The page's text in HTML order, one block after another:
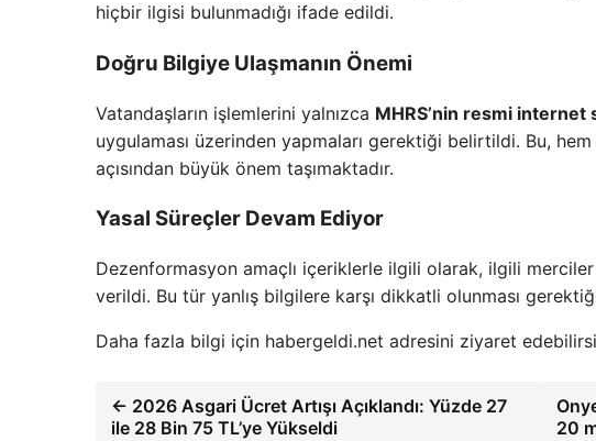
hiçbir ilgisi bulunmadığı ifade edildi.
Doğru Bilgiye Ulaşmanın Önemi
Vatandaşların işlemlerini yalnızca MHRS’nin resmi internet
uygulaması üzerinden yapmaları gerektiği belirtildi. Bu,
açısından büyük önem taşımaktadır.
Yasal Süreçler Devam Ediyor
Dezenformasyon amaçlı içeriklerle ilgili olarak, ilgili
verildi. Bu tür yanlış bilgilere karşı dikkatli olunması gerektiği
Daha fazla bilgi için habergeldi.net adresini ziyaret
← 2026 Asgari Ücret Artışı Açıklandı: Yüzde 27
ile 28 Bin 75 TL’ye Yükseldi
20